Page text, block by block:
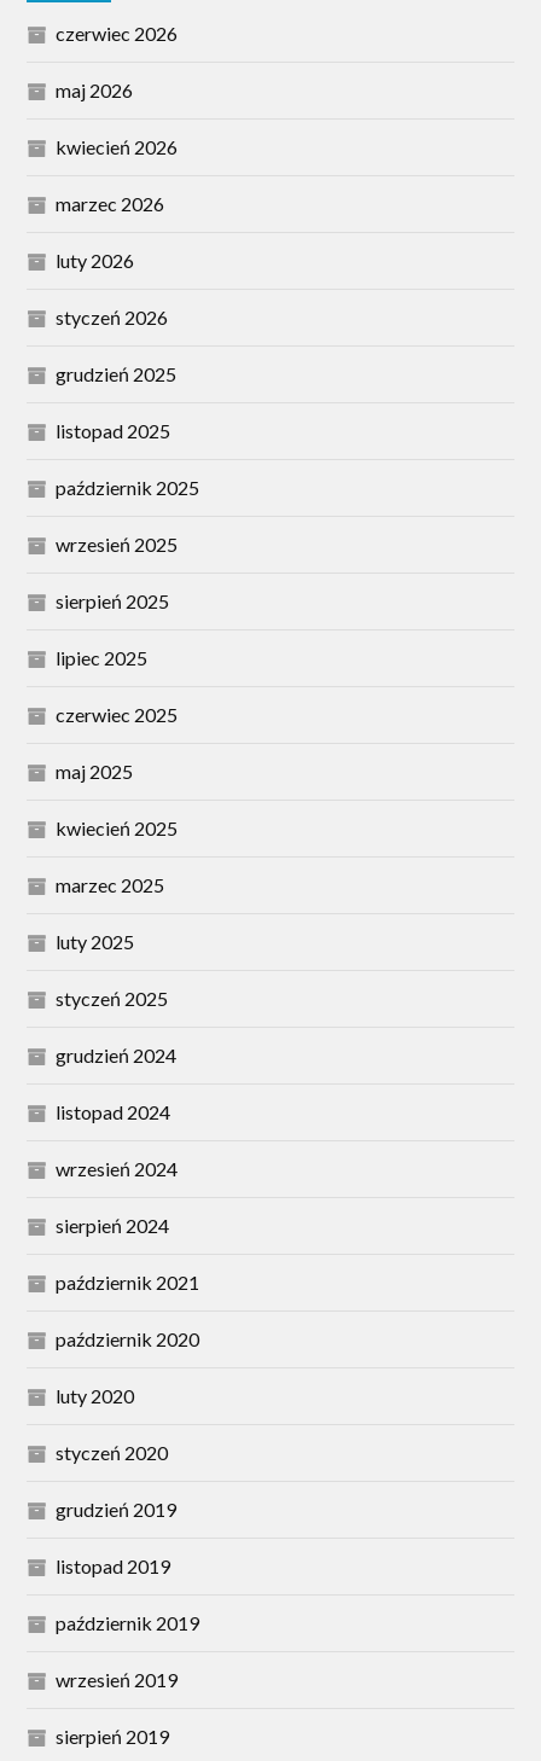
czerwiec 2026
maj 2026
kwiecień 2026
marzec 2026
luty 2026
styczeń 2026
grudzień 2025
listopad 2025
październik 2025
wrzesień 2025
sierpień 2025
lipiec 2025
czerwiec 2025
maj 2025
kwiecień 2025
marzec 2025
luty 2025
styczeń 2025
grudzień 2024
listopad 2024
wrzesień 2024
sierpień 2024
październik 2021
październik 2020
luty 2020
styczeń 2020
grudzień 2019
listopad 2019
październik 2019
wrzesień 2019
sierpień 2019